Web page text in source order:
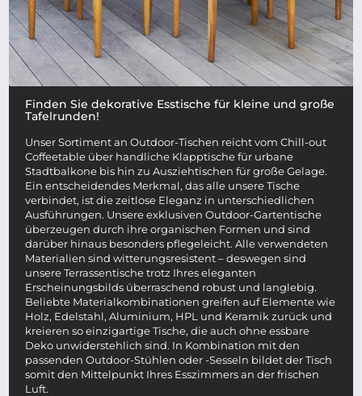
Finden Sie dekorative Esstische für kleine und große
Tafelrunden!
Unser Sortiment an Outdoor-Tischen reicht vom Chill-out
Coffeetable über handliche Klapptische für urbane
Stadtbalkone bis hin zu Ausziehtischen für große Gelage.
Ein entscheidendes Merkmal, das alle unsere Tische
verbindet, ist die zeitlose Eleganz in unterschiedlichen
Ausführungen. Unsere exklusiven Outdoor-Gartentische
überzeugen durch ihre organischen Formen und sind
darüber hinaus besonders pflegeleicht. Alle verwendeten
Materialien sind witterungsresistent – deswegen sind
unsere Terrassentische trotz Ihres eleganten
Erscheinungsbilds überraschend robust und langlebig.
Beliebte Materialkombinationen greifen auf Elemente wie
Holz, Edelstahl, Aluminium, HPL und Keramik zurück und
kreieren so einzigartige Tische, die auch ohne essbare
Deko unwiderstehlich sind. In Kombination mit den
passenden Outdoor-Stühlen oder -Sesseln bildet der Tisch
somit den Mittelpunkt Ihres Esszimmers an der frischen
Luft.